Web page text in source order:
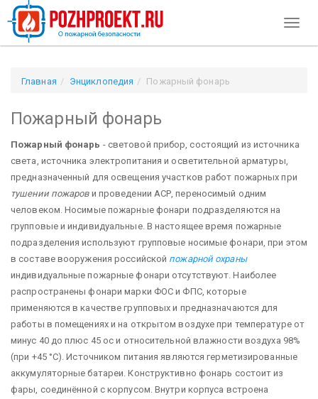
Главная Энциклопедия Пожарный фонарь
Пожарный фонарь
Пожарный фонарь - световой прибор, состоящий из источника
света, источника электропитания и осветительной арматуры,
предназначенный для освещения участков работ пожарных при
тушении пожарови проведении АСР, переносимый одним
человеком. Носимые пожарные фонари подразделяются на
групповые и индивидуальные. В настоящее время пожарные
подразделения используют групповые носимые фонари, при этом
в составе вооружения российской пожарной охраны
индивидуальные пожарные фонари отсутствуют. Наиболее
распространены фонари марки ФОС и ФПС, которые
применяются в качестве групповых и предназначаются для
работы в помещениях и на открытом воздухе при температуре от
минус 40 до плюс 45 ос и относительной влажности воздуха 98%
(при +45 °С). Источником питания являются герметизированные
аккумуляторные батареи. Конструктивно фонарь состоит из
фары, соединённой с корпусом. Внутри корпуса встроена